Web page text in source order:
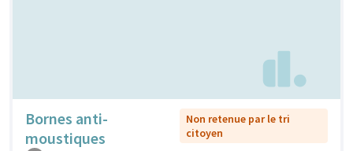
Bornes anti-
moustiques
Non retenue par le tri
citoyen